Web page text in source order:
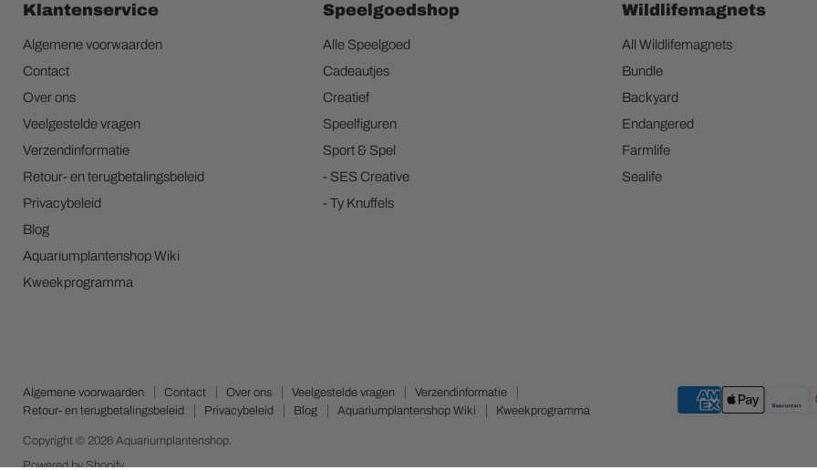
Klantenservice
Algemene voorwaarden
Contact
Over ons
Veelgestelde vragen
Verzendinformatie
Retour- en terugbetalingsbeleid
Privacybeleid
Blog
Aquariumplantenshop Wiki
Kweekprogramma
Speelgoedshop
Alle Speelgoed
Cadeautjes
Creatief
Speelfiguren
Sport & Spel
- SES Creative
- Ty Knuffels
Wildlifemagnets
All Wildlifemagnets
Bundle
Backyard
Endangered
Farmlife
Sealife
Algemene voorwaarden Contact Over ons Veelgestelde vragen
Verzendinformatie
Retour- en terugbetalingsbeleid
Privacybeleid Blog Aquariumplantenshop Wiki Kweekprogramma
Copyright © 2026 Aquariumplantenshop.
Powered by Shopify